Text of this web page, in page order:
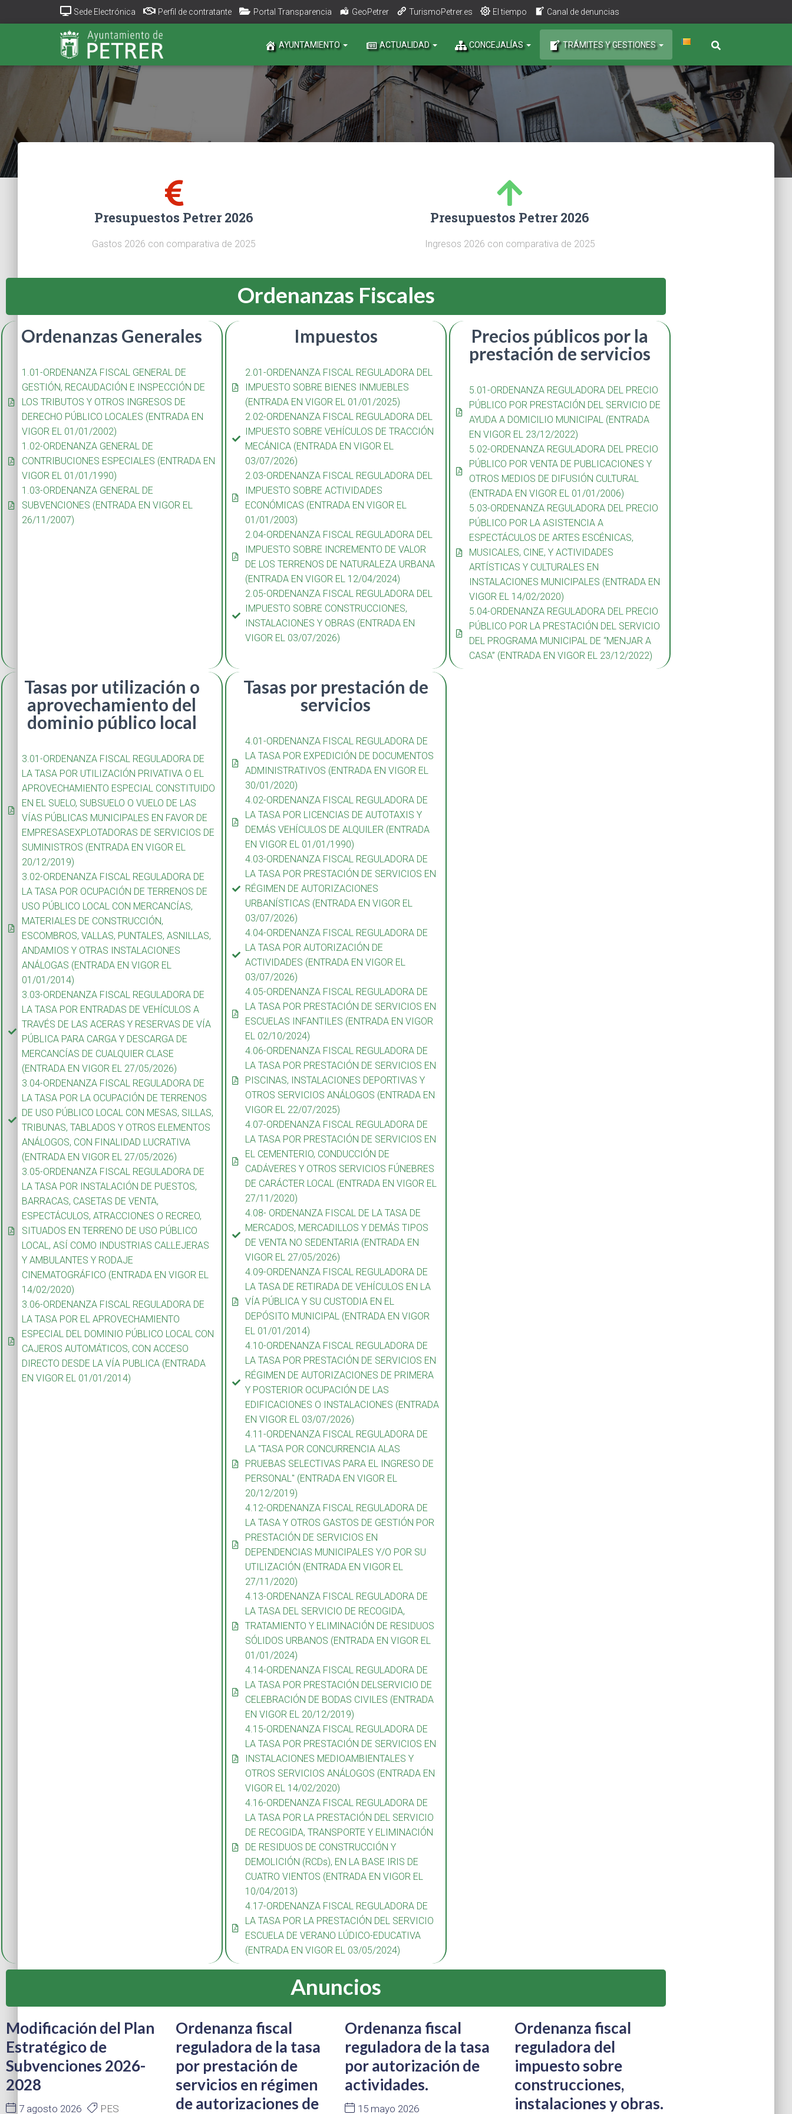
Sede Electrónica Perfil de contratante Portal Transparencia GeoPetrer TurismoPetrer.es El tiempo Canal de denuncias
AYUNTAMIENTO ACTUALIDAD CONCEJALÍAS TRÁMITES Y GESTIONES
Presupuestos Petrer 2026
Gastos 2026 con comparativa de 2025
Presupuestos Petrer 2026
Ingresos 2026 con comparativa de 2025
Ordenanzas Fiscales
Ordenanzas Generales
1.01-ORDENANZA FISCAL GENERAL DE
GESTIÓN, RECAUDACIÓN E INSPECCIÓN DE
LOS TRIBUTOS Y OTROS INGRESOS DE
DERECHO PÚBLICO LOCALES (ENTRADA EN
VIGOR EL 01/01/2002)
1.02-ORDENANZA GENERAL DE
CONTRIBUCIONES ESPECIALES (ENTRADA EN
VIGOR EL 01/01/1990)
1.03-ORDENANZA GENERAL DE
SUBVENCIONES (ENTRADA EN VIGOR EL
26/11/2007)
Impuestos
2.01-ORDENANZA FISCAL REGULADORA DEL
IMPUESTO SOBRE BIENES INMUEBLES
(ENTRADA EN VIGOR EL 01/01/2025)
2.02-ORDENANZA FISCAL REGULADORA DEL
IMPUESTO SOBRE VEHÍCULOS DE TRACCIÓN
MECÁNICA (ENTRADA EN VIGOR EL
03/07/2026)
2.03-ORDENANZA FISCAL REGULADORA DEL
IMPUESTO SOBRE ACTIVIDADES
ECONÓMICAS (ENTRADA EN VIGOR EL
01/01/2003)
2.04-ORDENANZA FISCAL REGULADORA DEL
IMPUESTO SOBRE INCREMENTO DE VALOR
DE LOS TERRENOS DE NATURALEZA URBANA
(ENTRADA EN VIGOR EL 12/04/2024)
2.05-ORDENANZA FISCAL REGULADORA DEL
IMPUESTO SOBRE CONSTRUCCIONES,
INSTALACIONES Y OBRAS (ENTRADA EN
VIGOR EL 03/07/2026)
Precios públicos por la
prestación de servicios
5.01-ORDENANZA REGULADORA DEL PRECIO
PÚBLICO POR PRESTACIÓN DEL SERVICIO DE
AYUDA A DOMICILIO MUNICIPAL (ENTRADA
EN VIGOR EL 23/12/2022)
5.02-ORDENANZA REGULADORA DEL PRECIO
PÚBLICO POR VENTA DE PUBLICACIONES Y
OTROS MEDIOS DE DIFUSIÓN CULTURAL
(ENTRADA EN VIGOR EL 01/01/2006)
5.03-ORDENANZA REGULADORA DEL PRECIO
PÚBLICO POR LA ASISTENCIA A
ESPECTÁCULOS DE ARTES ESCÉNICAS,
MUSICALES, CINE, Y ACTIVIDADES
ARTÍSTICAS Y CULTURALES EN
INSTALACIONES MUNICIPALES (ENTRADA EN
VIGOR EL 14/02/2020)
5.04-ORDENANZA REGULADORA DEL PRECIO
PÚBLICO POR LA PRESTACIÓN DEL SERVICIO
DEL PROGRAMA MUNICIPAL DE “MENJAR A
CASA” (ENTRADA EN VIGOR EL 23/12/2022)
Tasas por utilización o
aprovechamiento del
dominio público local
3.01-ORDENANZA FISCAL REGULADORA DE
LA TASA POR UTILIZACIÓN PRIVATIVA O EL
APROVECHAMIENTO ESPECIAL CONSTITUIDO
EN EL SUELO, SUBSUELO O VUELO DE LAS
VÍAS PÚBLICAS MUNICIPALES EN FAVOR DE
EMPRESASEXPLOTADORAS DE SERVICIOS DE
SUMINISTROS (ENTRADA EN VIGOR EL
20/12/2019)
3.02-ORDENANZA FISCAL REGULADORA DE
LA TASA POR OCUPACIÓN DE TERRENOS DE
USO PÚBLICO LOCAL CON MERCANCÍAS,
MATERIALES DE CONSTRUCCIÓN,
ESCOMBROS, VALLAS, PUNTALES, ASNILLAS,
ANDAMIOS Y OTRAS INSTALACIONES
ANÁLOGAS (ENTRADA EN VIGOR EL
01/01/2014)
3.03-ORDENANZA FISCAL REGULADORA DE
LA TASA POR ENTRADAS DE VEHÍCULOS A
TRAVÉS DE LAS ACERAS Y RESERVAS DE VÍA
PÚBLICA PARA CARGA Y DESCARGA DE
MERCANCÍAS DE CUALQUIER CLASE
(ENTRADA EN VIGOR EL 27/05/2026)
3.04-ORDENANZA FISCAL REGULADORA DE
LA TASA POR LA OCUPACIÓN DE TERRENOS
DE USO PÚBLICO LOCAL CON MESAS, SILLAS,
TRIBUNAS, TABLADOS Y OTROS ELEMENTOS
ANÁLOGOS, CON FINALIDAD LUCRATIVA
(ENTRADA EN VIGOR EL 27/05/2026)
3.05-ORDENANZA FISCAL REGULADORA DE
LA TASA POR INSTALACIÓN DE PUESTOS,
BARRACAS, CASETAS DE VENTA,
ESPECTÁCULOS, ATRACCIONES O RECREO,
SITUADOS EN TERRENO DE USO PÚBLICO
LOCAL, ASÍ COMO INDUSTRIAS CALLEJERAS
Y AMBULANTES Y RODAJE
CINEMATOGRÁFICO (ENTRADA EN VIGOR EL
14/02/2020)
3.06-ORDENANZA FISCAL REGULADORA DE
LA TASA POR EL APROVECHAMIENTO
ESPECIAL DEL DOMINIO PÚBLICO LOCAL CON
CAJEROS AUTOMÁTICOS, CON ACCESO
DIRECTO DESDE LA VÍA PUBLICA (ENTRADA
EN VIGOR EL 01/01/2014)
Tasas por prestación de
servicios
4.01-ORDENANZA FISCAL REGULADORA DE
LA TASA POR EXPEDICIÓN DE DOCUMENTOS
ADMINISTRATIVOS (ENTRADA EN VIGOR EL
30/01/2020)
4.02-ORDENANZA FISCAL REGULADORA DE
LA TASA POR LICENCIAS DE AUTOTAXIS Y
DEMÁS VEHÍCULOS DE ALQUILER (ENTRADA
EN VIGOR EL 01/01/1990)
4.03-ORDENANZA FISCAL REGULADORA DE
LA TASA POR PRESTACIÓN DE SERVICIOS EN
RÉGIMEN DE AUTORIZACIONES
URBANÍSTICAS (ENTRADA EN VIGOR EL
03/07/2026)
4.04-ORDENANZA FISCAL REGULADORA DE
LA TASA POR AUTORIZACIÓN DE
ACTIVIDADES (ENTRADA EN VIGOR EL
03/07/2026)
4.05-ORDENANZA FISCAL REGULADORA DE
LA TASA POR PRESTACIÓN DE SERVICIOS EN
ESCUELAS INFANTILES (ENTRADA EN VIGOR
EL 02/10/2024)
4.06-ORDENANZA FISCAL REGULADORA DE
LA TASA POR PRESTACIÓN DE SERVICIOS EN
PISCINAS, INSTALACIONES DEPORTIVAS Y
OTROS SERVICIOS ANÁLOGOS (ENTRADA EN
VIGOR EL 22/07/2025)
4.07-ORDENANZA FISCAL REGULADORA DE
LA TASA POR PRESTACIÓN DE SERVICIOS EN
EL CEMENTERIO, CONDUCCIÓN DE
CADÁVERES Y OTROS SERVICIOS FÚNEBRES
DE CARÁCTER LOCAL (ENTRADA EN VIGOR EL
27/11/2020)
4.08- ORDENANZA FISCAL DE LA TASA DE
MERCADOS, MERCADILLOS Y DEMÁS TIPOS
DE VENTA NO SEDENTARIA (ENTRADA EN
VIGOR EL 27/05/2026)
4.09-ORDENANZA FISCAL REGULADORA DE
LA TASA DE RETIRADA DE VEHÍCULOS EN LA
VÍA PÚBLICA Y SU CUSTODIA EN EL
DEPÓSITO MUNICIPAL (ENTRADA EN VIGOR
EL 01/01/2014)
4.10-ORDENANZA FISCAL REGULADORA DE
LA TASA POR PRESTACIÓN DE SERVICIOS EN
RÉGIMEN DE AUTORIZACIONES DE PRIMERA
Y POSTERIOR OCUPACIÓN DE LAS
EDIFICACIONES O INSTALACIONES (ENTRADA
EN VIGOR EL 03/07/2026)
4.11-ORDENANZA FISCAL REGULADORA DE
LA "TASA POR CONCURRENCIA ALAS
PRUEBAS SELECTIVAS PARA EL INGRESO DE
PERSONAL" (ENTRADA EN VIGOR EL
20/12/2019)
4.12-ORDENANZA FISCAL REGULADORA DE
LA TASA Y OTROS GASTOS DE GESTIÓN POR
PRESTACIÓN DE SERVICIOS EN
DEPENDENCIAS MUNICIPALES Y/O POR SU
UTILIZACIÓN (ENTRADA EN VIGOR EL
27/11/2020)
4.13-ORDENANZA FISCAL REGULADORA DE
LA TASA DEL SERVICIO DE RECOGIDA,
TRATAMIENTO Y ELIMINACIÓN DE RESIDUOS
SÓLIDOS URBANOS (ENTRADA EN VIGOR EL
01/01/2024)
4.14-ORDENANZA FISCAL REGULADORA DE
LA TASA POR PRESTACIÓN DELSERVICIO DE
CELEBRACIÓN DE BODAS CIVILES (ENTRADA
EN VIGOR EL 20/12/2019)
4.15-ORDENANZA FISCAL REGULADORA DE
LA TASA POR PRESTACIÓN DE SERVICIOS EN
INSTALACIONES MEDIOAMBIENTALES Y
OTROS SERVICIOS ANÁLOGOS (ENTRADA EN
VIGOR EL 14/02/2020)
4.16-ORDENANZA FISCAL REGULADORA DE
LA TASA POR LA PRESTACIÓN DEL SERVICIO
DE RECOGIDA, TRANSPORTE Y ELIMINACIÓN
DE RESIDUOS DE CONSTRUCCIÓN Y
DEMOLICIÓN (RCDs), EN LA BASE IRIS DE
CUATRO VIENTOS (ENTRADA EN VIGOR EL
10/04/2013)
4.17-ORDENANZA FISCAL REGULADORA DE
LA TASA POR LA PRESTACIÓN DEL SERVICIO
ESCUELA DE VERANO LÚDICO-EDUCATIVA
(ENTRADA EN VIGOR EL 03/05/2024)
Anuncios
Modificación del Plan
Estratégico de
Subvenciones 2026-
2028
7 agosto 2026 PES
Ordenanza fiscal
reguladora de la tasa
por prestación de
servicios en régimen
de autorizaciones de
Ordenanza fiscal
reguladora de la tasa
por autorización de
actividades.
15 mayo 2026
Ordenanza fiscal
reguladora del
impuesto sobre
construcciones,
instalaciones y obras.